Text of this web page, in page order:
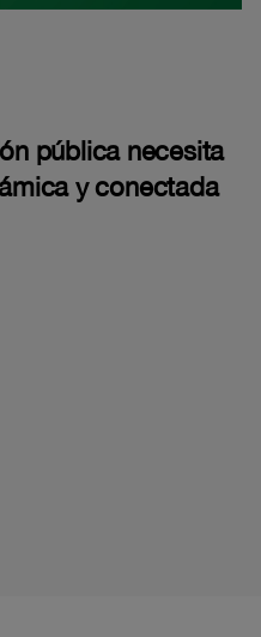
pública necesita
y conectada